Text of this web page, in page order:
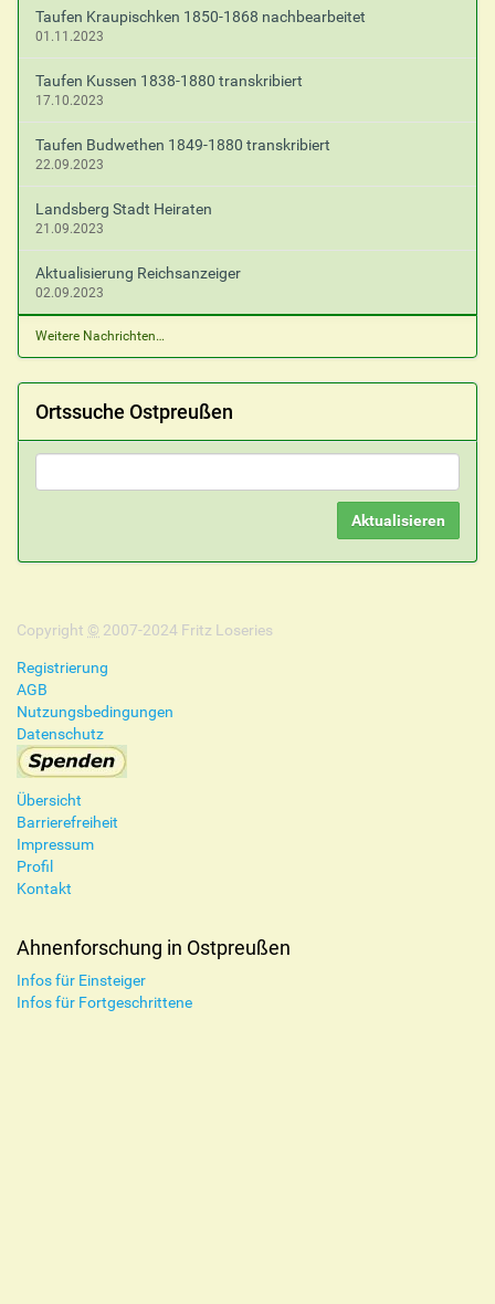
Taufen Kraupischken 1850-1868 nachbearbeitet
01.11.2023
Taufen Kussen 1838-1880 transkribiert
17.10.2023
Taufen Budwethen 1849-1880 transkribiert
22.09.2023
Landsberg Stadt Heiraten
21.09.2023
Aktualisierung Reichsanzeiger
02.09.2023
Weitere Nachrichten…
Ortssuche Ostpreußen
Copyright © 2007-2024 Fritz Loseries
Registrierung
AGB
Nutzungsbedingungen
Datenschutz
Übersicht
Barrierefreiheit
Impressum
Profil
Kontakt
Ahnenforschung in Ostpreußen
Infos für Einsteiger
Infos für Fortgeschrittene